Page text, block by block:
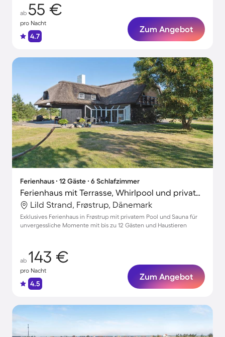
ab 55 €
pro Nacht
4.7
Zum Angebot
Ferienhaus ∙ 12 Gäste ∙ 6 Schlafzimmer
Ferienhaus mit Terrasse, Whirlpool und privatem Pool
Lild Strand, Frøstrup, Dänemark
Exklusives Ferienhaus in Frøstrup mit privatem Pool und Sauna für
unvergessliche Momente mit bis zu 12 Gästen und Haustieren
ab 143 €
pro Nacht
4.5
Zum Angebot